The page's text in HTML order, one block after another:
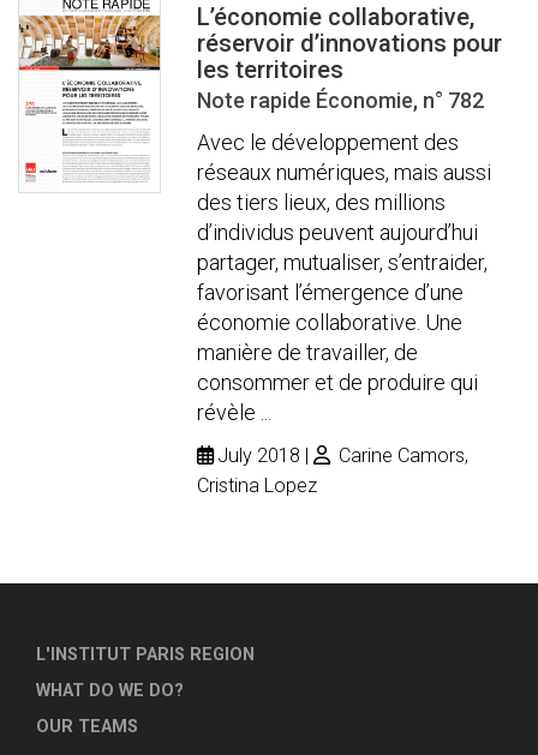
L’économie collaborative,
réservoir d’innovations pour
les territoires
Note rapide Économie, n° 782
Avec le développement des
réseaux numériques, mais aussi
des tiers lieux, des millions
d’individus peuvent aujourd’hui
partager, mutualiser, s’entraider,
favorisant l’émergence d’une
économie collaborative. Une
manière de travailler, de
consommer et de produire qui
révèle ...
July 2018
Carine Camors,
Cristina Lopez
L'INSTITUT PARIS REGION
WHAT DO WE DO?
OUR TEAMS